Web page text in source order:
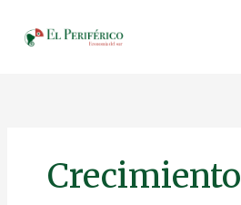
content
Crecimiento